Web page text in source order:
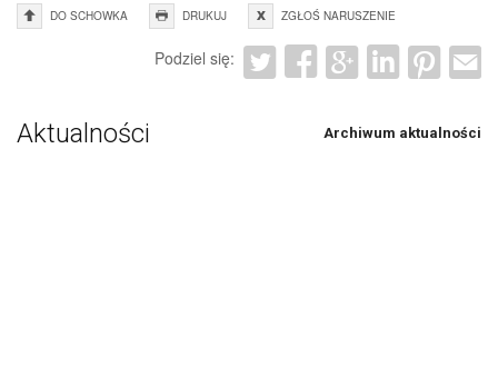
DO SCHOWKA DRUKUJ ZGŁOŚ NARUSZENIE
Podziel się:
Aktualności Archiwum aktualności